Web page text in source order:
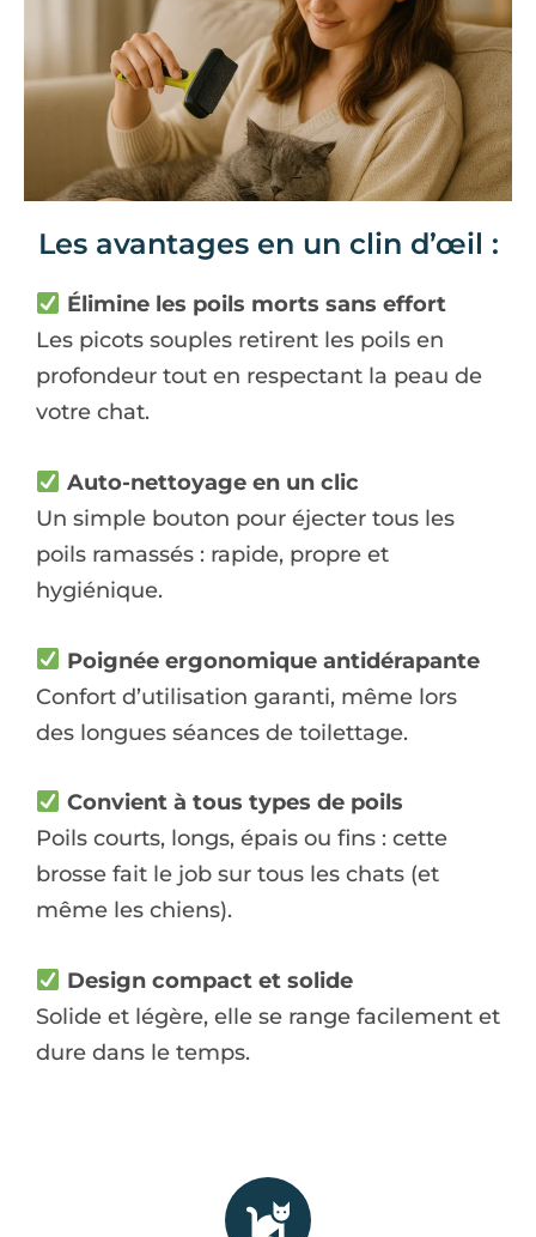
Les avantages en un clin d’œil :
Élimine les poils morts sans effort
Les picots souples retirent les poils en
profondeur tout en respectant la peau de
votre chat.
Auto-nettoyage en un clic
Un simple bouton pour éjecter tous les
poils ramassés : rapide, propre et
hygiénique.
Poignée ergonomique antidérapante
Confort d’utilisation garanti, même lors
des longues séances de toilettage.
Convient à tous types de poils
Poils courts, longs, épais ou fins : cette
brosse fait le job sur tous les chats (et
même les chiens).
Design compact et solide
Solide et légère, elle se range facilement et
dure dans le temps.